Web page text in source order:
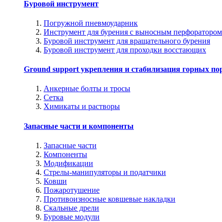
Буровой инструмент
Погружной пневмоударник
Инструмент для бурения с выносным перфоратором
Буровой инструмент для вращательного бурения
Буровой инструмент для проходки восстающих
Ground support укрепления и стабилизация горных
Анкерные болты и тросы
Сетка
Химикаты и растворы
Запасные части и компоненты
Запасные части
Компоненты
Модификации
Стрелы-манипуляторы и податчики
Ковши
Пожаротушение
Противоизносные ковшевые накладки
Скальные дрели
Буровые модули